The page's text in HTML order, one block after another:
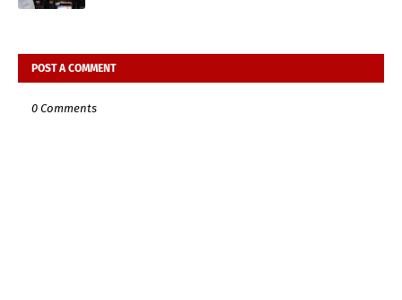
POST A COMMENT
0 Comments